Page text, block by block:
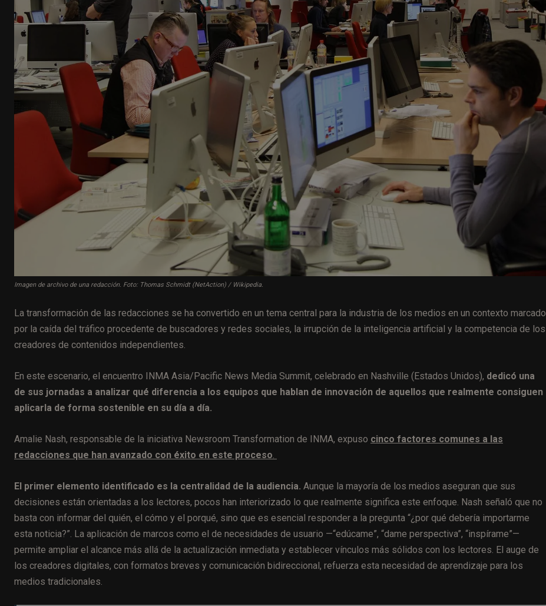
Imagen de archivo de una redacción. Foto: Thomas Schmidt (NetAction) / Wikipedia.
La transformación de las redacciones se ha convertido en un tema central para la industria de los medios en un contexto marcado
por la caída del tráfico procedente de buscadores y redes sociales, la irrupción de la inteligencia artificial y la competencia de los
creadores de contenidos independientes.
En este escenario, el encuentro INMA Asia/Pacific News Media Summit, celebrado en Nashville (Estados Unidos), dedicó una
de sus jornadas a analizar qué diferencia a los equipos que hablan de innovación de aquellos que realmente consiguen
aplicarla de forma sostenible en su día a día.
Amalie Nash, responsable de la iniciativa Newsroom Transformation de INMA, expuso cinco factores comunes a las
redacciones que han avanzado con éxito en este proceso.
El primer elemento identificado es la centralidad de la audiencia. Aunque la mayoría de los medios aseguran que sus
decisiones están orientadas a los lectores, pocos han interiorizado lo que realmente significa este enfoque. Nash señaló que no
basta con informar del quién, el cómo y el porqué, sino que es esencial responder a la pregunta “¿por qué debería importarme
esta noticia?”. La aplicación de marcos como el de necesidades de usuario —“edúcame”, “dame perspectiva”, “inspírame”—
permite ampliar el alcance más allá de la actualización inmediata y establecer vínculos más sólidos con los lectores. El auge de
los creadores digitales, con formatos breves y comunicación bidireccional, refuerza esta necesidad de aprendizaje para los
medios tradicionales.